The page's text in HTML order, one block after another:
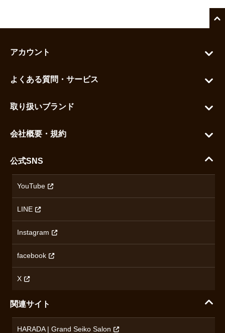
アカウント
お気に入りを見る
よくある質問・サービス
ご利用ガイド
配送・送料について
ハラダの保証とアフターサービス
取り扱いブランド
セイコー
カシオ
オリエントスター
ロンジン
チューダー
ブランド一覧を見る
会社概要・規約
沿革
プライバシーポリシー
無断転載・商用利用について
コンテンツ制作ポリシーおよび生成AIの利用指針
公式SNS
YouTube
LINE
Instagram
facebook
X
関連サイト
HARADA | Grand Seiko Salon